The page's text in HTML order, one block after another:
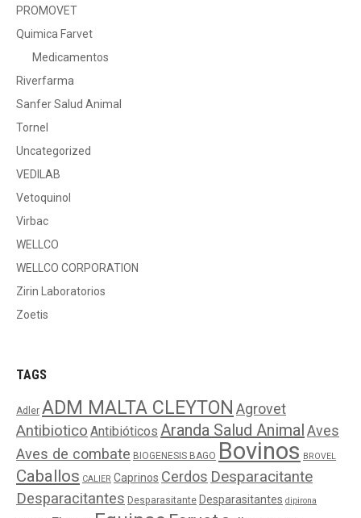
PROMOVET
Quimica Farvet
Medicamentos
Riverfarma
Sanfer Salud Animal
Tornel
Uncategorized
VEDILAB
Vetoquinol
Virbac
WELLCO
WELLCO CORPORATION
Zirin Laboratorios
Zoetis
TAGS
Adler ADM MALTA CLEYTON Agrovet
Antibiotico Antibióticos Aranda Salud AnimalAves
Aves de combate BIOGENESIS BAGO Bovinos BROVEL
Caballos CALIER Caprinos Cerdos Desparacitante
Desparacitantes Desparasitante Desparasitantes dipirona